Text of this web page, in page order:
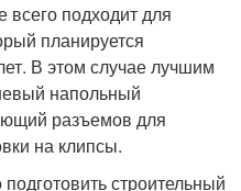
всего подходит для
планируется
В этом случае лучшим
напольный
разъемов для
на клипсы.
строительный